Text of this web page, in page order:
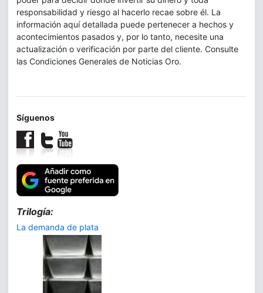
responsabilidad y riesgo al hacerlo recae sobre él. La
información aquí detallada puede pertenecer a hechos y
acontecimientos pasados y, por lo tanto, necesite una
actualización o verificación por parte del cliente. Consulte
las Condiciones Generales de Noticias Oro.
Síguenos
Trilogía:
La demanda de plata